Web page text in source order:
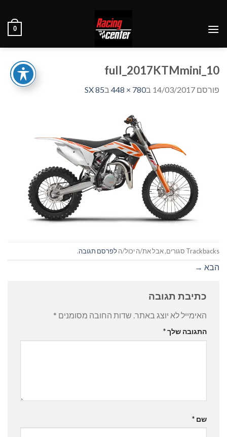
content
0
full_2017KTMmini_10
פורסם 14/03/2017 ב780 × 448 בSX 85
Trackbacks סגורים, אבל את/ה יכול/ה לפרסם תגובה.
הבא →
כתיבת תגובה
האימייל לא יוצג באתר. שדות החובה מסומנים *
התגובה שלך*
שם *